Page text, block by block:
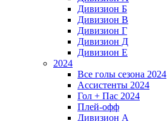
Дивизион Б
Дивизион В
Дивизион Г
Дивизион Д
Дивизион Е
2024
Все голы сезона 2024
Ассистенты 2024
Гол + Пас 2024
Плей-офф
Дивизион A